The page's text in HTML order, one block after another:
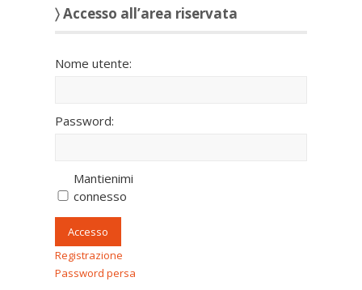
〉 Accesso all’area riservata
Nome utente:
Password:
Mantienimi
connesso
Accesso
Registrazione
Password persa